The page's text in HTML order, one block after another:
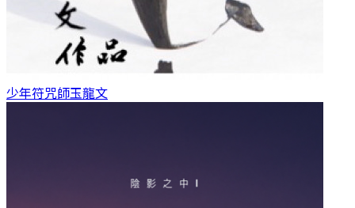
少年符咒師玉龍文